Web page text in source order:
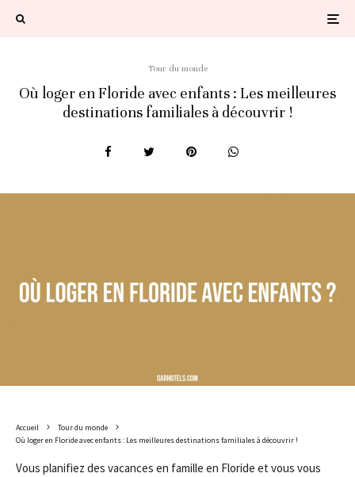
Tour du monde
Où loger en Floride avec enfants : Les meilleures
destinations familiales à découvrir !
Accueil
Tour du monde
Où loger en Floride avec enfants : Les meilleures destinations familiales à découvrir !
Vous planifiez des vacances en famille en Floride et vous vous